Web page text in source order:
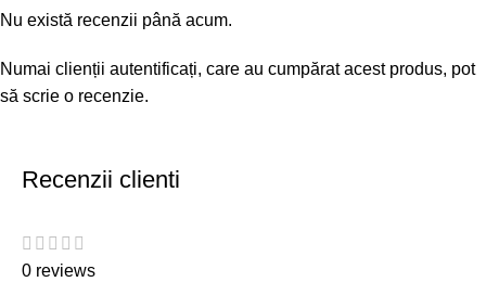
Nu există recenzii până acum.
Numai clienții autentificați, care au cumpărat acest produs, pot
să scrie o recenzie.
Recenzii clienti
0 reviews